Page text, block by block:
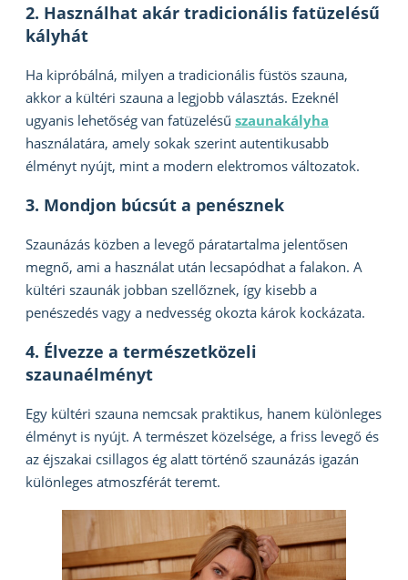
2. Használhat akár tradicionális fatüzelésű
kályhát
Ha kipróbálná, milyen a tradicionális füstös szauna,
akkor a kültéri szauna a legjobb választás. Ezeknél
ugyanis lehetőség van fatüzelésű szaunakályha
használatára, amely sokak szerint autentikusabb
élményt nyújt, mint a modern elektromos változatok.
3. Mondjon búcsút a penésznek
Szaunázás közben a levegő páratartalma jelentősen
megnő, ami a használat után lecsapódhat a falakon. A
kültéri szaunák jobban szellőznek, így kisebb a
penészedés vagy a nedvesség okozta károk kockázata.
4. Élvezze a természetközeli
szaunaélményt
Egy kültéri szauna nemcsak praktikus, hanem különleges
élményt is nyújt. A természet közelsége, a friss levegő és
az éjszakai csillagos ég alatt történő szaunázás igazán
különleges atmoszférát teremt.